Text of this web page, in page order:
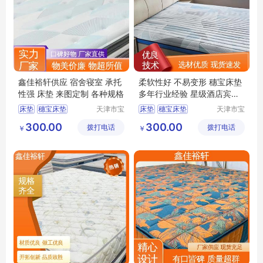
鑫佳裕轩供应 宿舍寝室 承托
性强 床垫 来图定制 各种规格
床垫 穗宝床垫
竹炭棕床垫
天津市宝
裕轩床垫
￥ 300.00 拨打电话
柔软性好 不易变形 穗宝床垫
多年行业经验 星级酒店宾馆
厂家供应
床垫 穗宝床垫
席梦思弹簧垫
天津市宝
裕轩床垫
￥ 300.00 拨打电话